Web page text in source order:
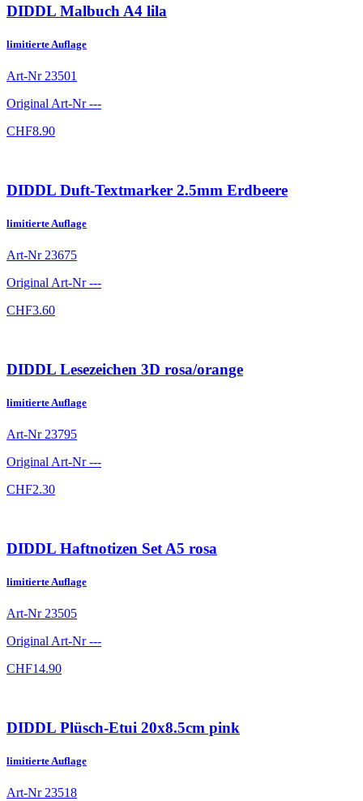
DIDDL Malbuch A4 lila
limitierte Auflage
Art-Nr 23501
Original Art-Nr---
CHF8.90
DIDDL Duft-Textmarker 2.5mm Erdbeere
limitierte Auflage
Art-Nr 23675
Original Art-Nr---
CHF3.60
DIDDL Lesezeichen 3D rosa/orange
limitierte Auflage
Art-Nr 23795
Original Art-Nr---
CHF2.30
DIDDL Haftnotizen Set A5 rosa
limitierte Auflage
Art-Nr 23505
Original Art-Nr---
CHF14.90
DIDDL Plüsch-Etui 20x8.5cm pink
limitierte Auflage
Art-Nr 23518